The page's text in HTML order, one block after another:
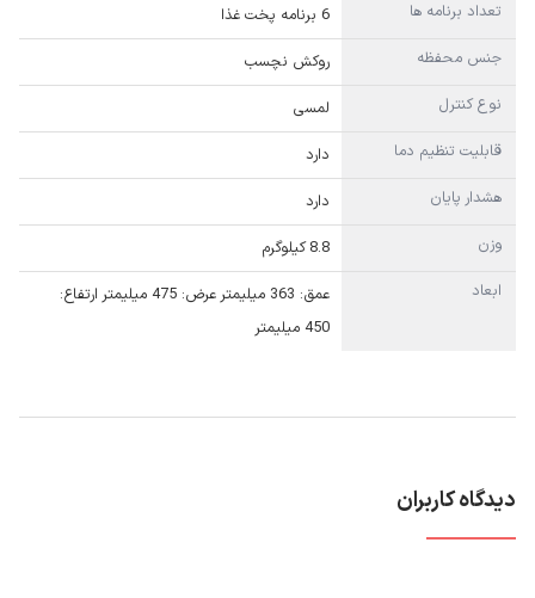
تعداد برنامه ها
6 برنامه پخت غذا
جنس محفظه
روکش نچسب
نوع کنترل
لمسی
قابلیت تنظیم دما
دارد
هشدار پایان
دارد
وزن
8.8 کیلوگرم
ابعاد
عمق: 363 میلیمتر عرض: 475 میلیمتر ارتفاع:
450 میلیمتر
دیدگاه کاربران